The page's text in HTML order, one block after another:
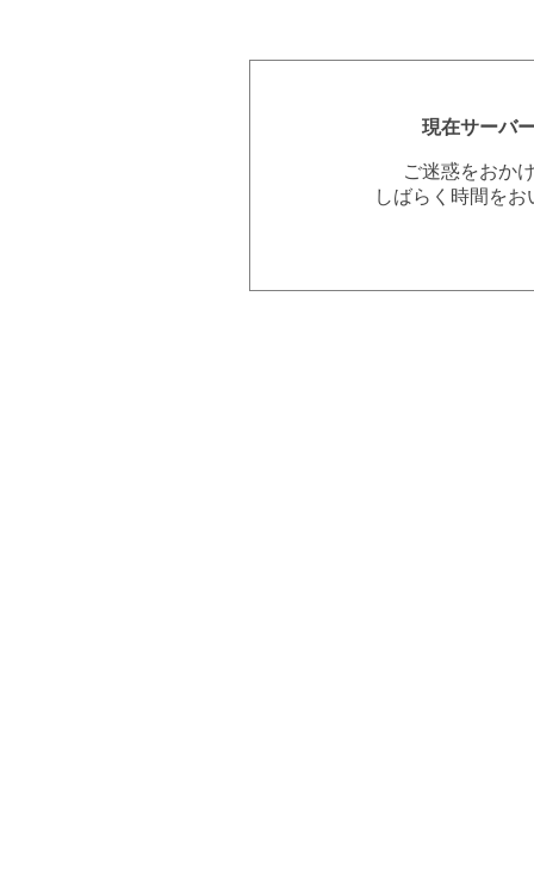
現在サーバ
ご迷惑をおか
しばらく時間を